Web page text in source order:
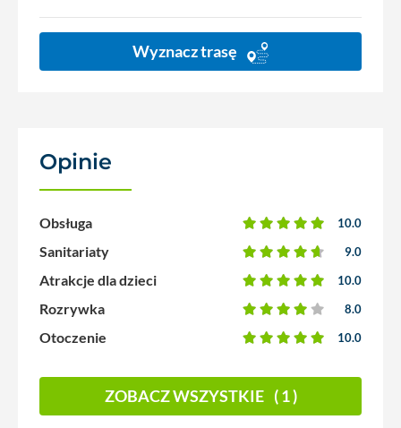
Wyznacz trasę
Opinie
Obsługa 10.0
Sanitariaty 9.0
Atrakcje dla dzieci 10.0
Rozrywka 8.0
Otoczenie 10.0
ZOBACZ WSZYSTKIE ( 1 )